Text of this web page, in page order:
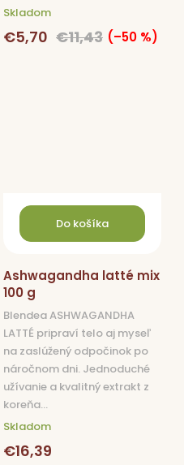
€5,70 €11,43 (–50 %)
Skladom
Do košíka
€16,39
Skladom
Ashwagandha latté mix
100 g
Blendea ASHWAGANDHA
LATTÉ pripraví telo aj myseľ
na zaslúžený odpočinok po
náročnom dni. Jednoduché
užívanie a kvalitný extrakt z
koreňa...